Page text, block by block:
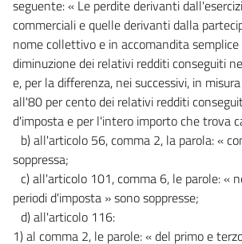
seguente: « Le perdite derivanti
commerciali e quelle derivanti dalla
nome collettivo e in accomandita
diminuzione dei relativi redditi conseguiti
e, per la differenza, nei successivi, in
all'80 per cento dei relativi redditi
d'imposta e per l'intero importo che trova
b) all'articolo 56, comma 2, la parola: «
soppressa;
c) all'articolo 101, comma 6, le parole: «
periodi d'imposta » sono soppresse;
d) all'articolo 116:
1) al comma 2, le parole: « del primo e